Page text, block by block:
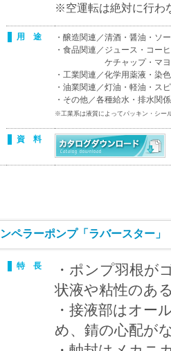
※空運転は絶対に行わ
用 途
・醸造関連／清酒・醤油・ソ
・食品関連／ジュース・コー
ケチャップ・マヨネー
・工業関連／化学用薬液・染
・油業関連／灯油・軽油・ス
・その他／各種給水・排水関
※工業系は液質によってパッキン・シー
資 料
ペラーポンプ「ラバースター
特 長
・ポンプ羽根が
状液や粘性のあ
・接液部はオー
め、錆の心配が